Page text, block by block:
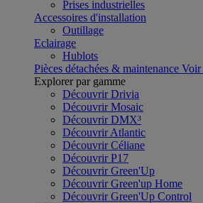
Prises industrielles
Accessoires d'installation
Outillage
Eclairage
Hublots
Pièces détachées & maintenance Voir
Explorer par gamme
Découvrir Drivia
Découvrir Mosaic
Découvrir DMX³
Découvrir Atlantic
Découvrir Céliane
Découvrir P17
Découvrir Green'Up
Découvrir Green'up Home
Découvrir Green'Up Control